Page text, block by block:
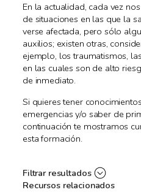
En la actualidad, cada vez
de situaciones en las que la
verse afectada, pero sólo
auxilios; existen otras,
ejemplo, los traumatismos,
en las cuales son de alto
de inmediato.
Si quieres tener
emergencias y/o saber de
continuación te mostramos
esta formación.
Filtrar resultados
Recursos relacionados